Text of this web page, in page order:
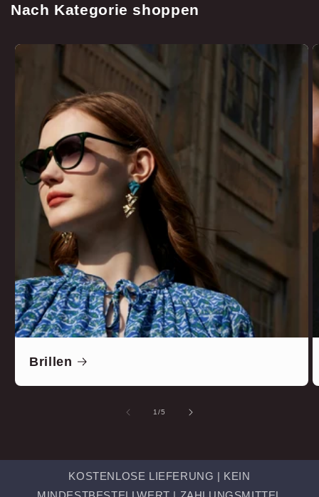
Nach Kategorie shoppen
Brillen
1/von
5
KOSTENLOSE LIEFERUNG | KEIN